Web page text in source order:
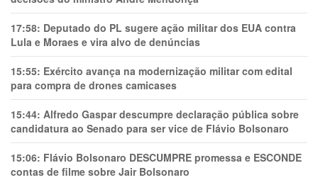
17:58: Deputado do PL sugere ação militar dos EUA contra
Lula e Moraes e vira alvo de denúncias
15:55: Exército avança na modernização militar com edital
para compra de drones camicases
15:44: Alfredo Gaspar descumpre declaração pública sobre
candidatura ao Senado para ser vice de Flávio Bolsonaro
15:06: Flávio Bolsonaro DESCUMPRE promessa e ESCONDE
contas de filme sobre Jair Bolsonaro